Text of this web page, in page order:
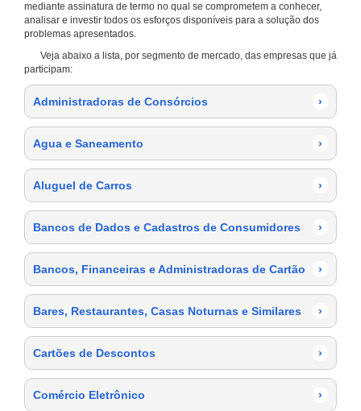
mediante assinatura de termo no qual se comprometem a conhecer,
analisar e investir todos os esforços disponíveis para a solução dos
problemas apresentados.
Veja abaixo a lista, por segmento de mercado, das empresas que já
participam:
Administradoras de Consórcios ›
Agua e Saneamento ›
Aluguel de Carros ›
Bancos de Dados e Cadastros de Consumidores ›
Bancos, Financeiras e Administradoras de Cartão ›
Bares, Restaurantes, Casas Noturnas e Similares ›
Cartões de Descontos ›
Comércio Eletrônico ›